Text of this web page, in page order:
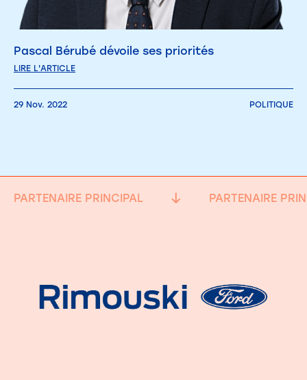
Pascal Bérubé dévoile ses priorités
LIRE L'ARTICLE
29 Nov. 2022 POLITIQUE
PARTENAIRE PRINCIPAL PARTENAIRE